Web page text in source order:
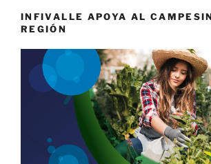
INFIVALLE APOYA AL
REGIÓN